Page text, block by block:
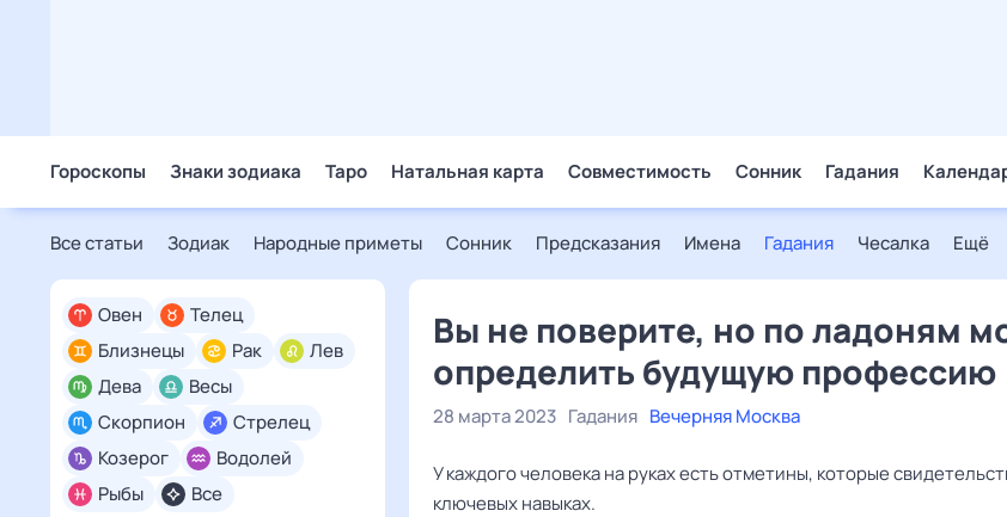
Гороскопы Знаки зодиака Таро Натальная карта Совместимость Сонник Гадания
Все статьи Зодиак Народные приметы Сонник Предсказания Имена Гадания Чесалка Ещё
Все
Овен
Телец
Близнецы
Рак
Лев
Дева
Весы
Скорпион
Стрелец
Козерог
Водолей
Рыбы
Вы не поверите, но по ладоням
определить будущую профессию
28 марта 2023 Гадания Вечерняя Москва
У каждого человека на руках есть отметины, которые
ключевых навыках.